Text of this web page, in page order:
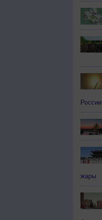
России
жары